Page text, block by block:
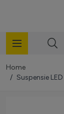
Home
/ Suspensie